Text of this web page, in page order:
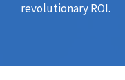
revolutionary ROI.